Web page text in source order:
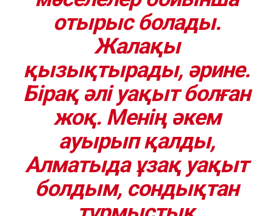
отырыс болады.
Жалақы
қызықтырады, әрине.
Бірақ әлі уақыт болған
жоқ. Менің әкем
ауырып қалды,
Алматыда ұзақ уақыт
болдым, сондықтан